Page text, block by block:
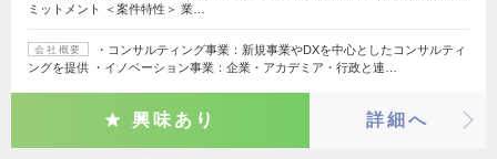
ミットメント ＜案件特性＞ 業…
会社概要
・コンサルティング事業：新規事業やDXを中心としたコンサルティ
ングを提供 ・イノベーション事業：企業・アカデミア・行政と連…
興味あり 詳細へ